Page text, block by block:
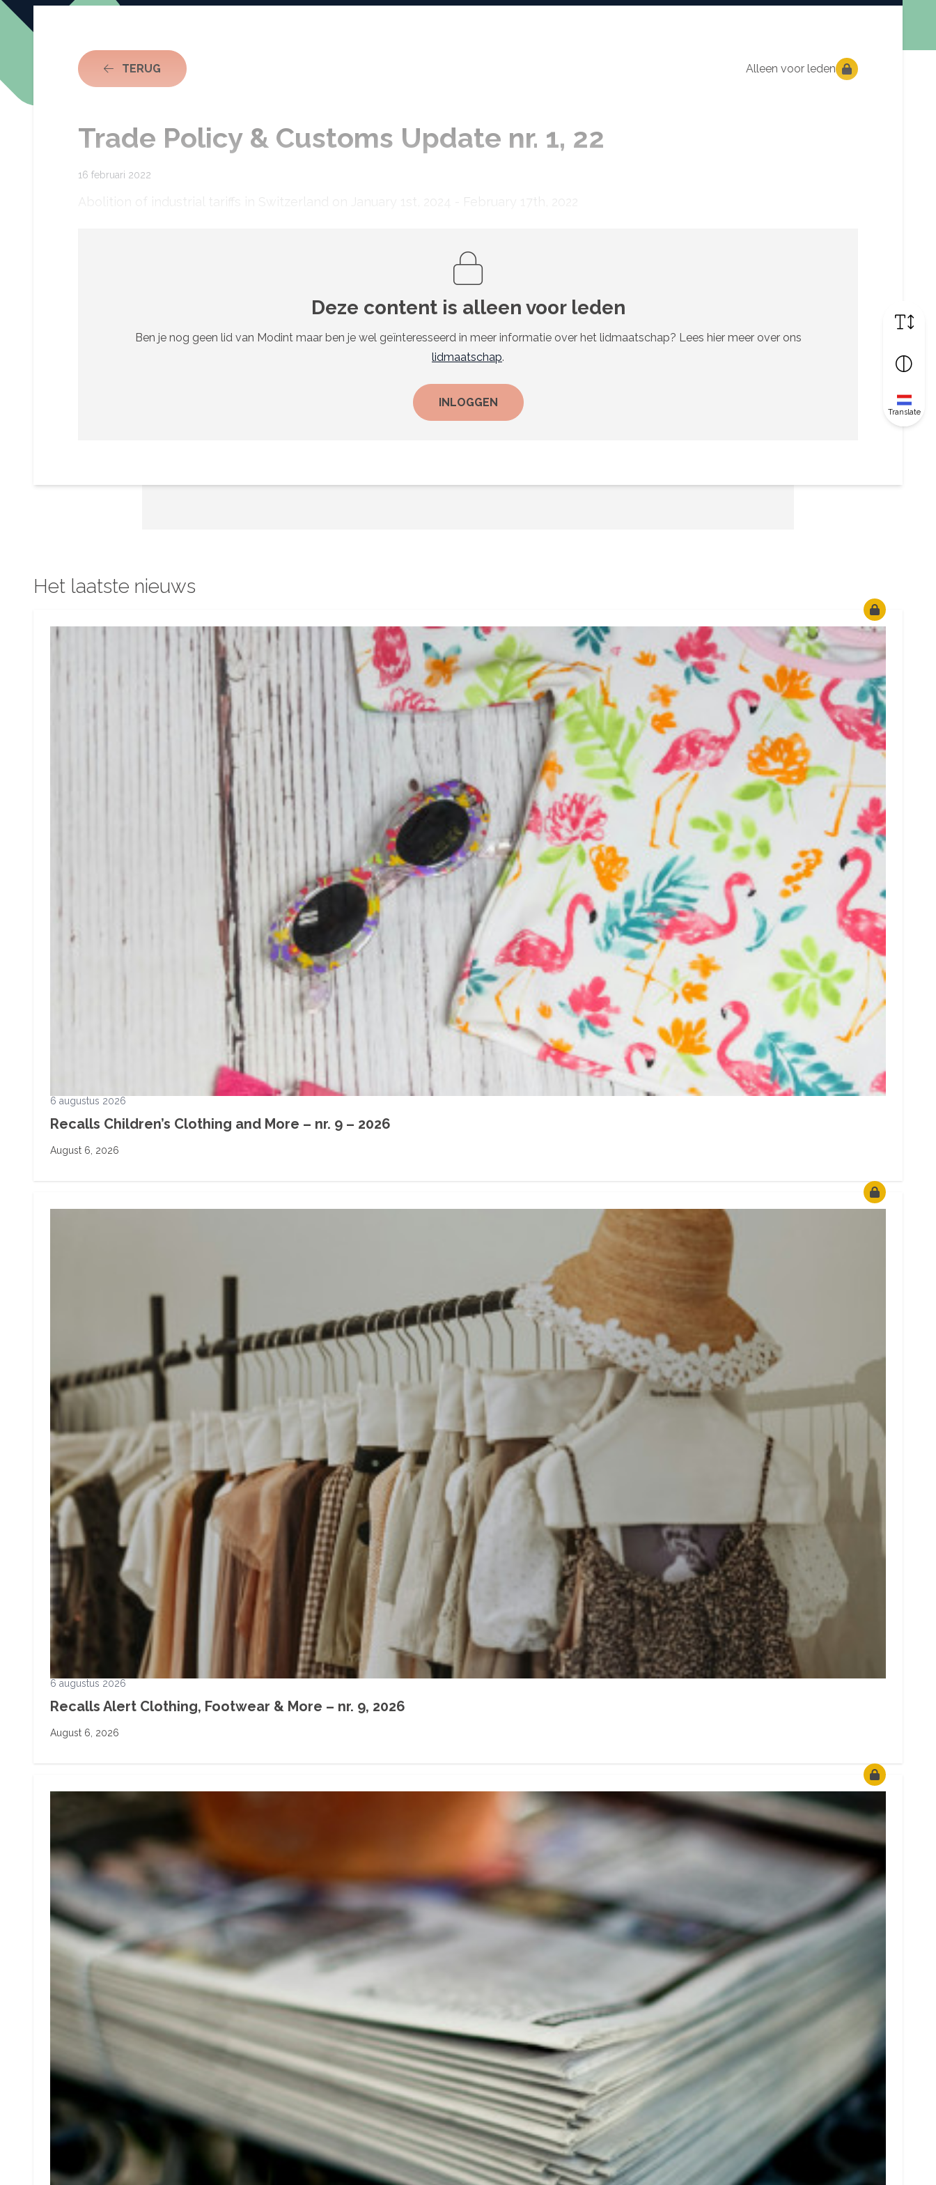
Translate
TERUG NAAR ACTUEEL Alleen voor leden
Trade Policy & Customs Update nr. 1, 22
16 februari 2022
Abolition of industrial tariffs in Switzerland on January 1st, 2024 - February 17th, 2022
Deze content is alleen voor leden
Ben je nog geen lid van Modint maar ben je wel geïnteresseerd in meer informatie over het lidmaatschap? Lees hier meer over ons
lidmaatschap.
INLOGGEN
Het laatste nieuws
Recalls Children’s Clothing and More – nr. 9 – 2026
6 augustus 2026
August 6, 2026
Recalls Alert Clothing, Footwear & More – nr. 9, 2026
6 augustus 2026
August 6, 2026